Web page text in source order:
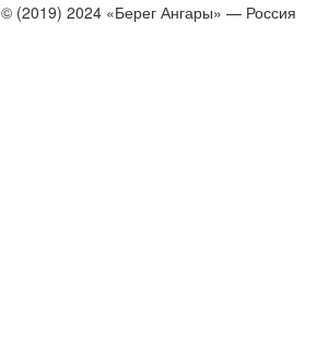
© (2019) 2024 «Берег Ангары» — Россия